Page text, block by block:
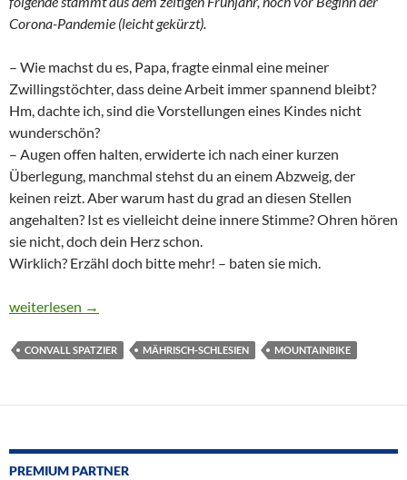
Corona-Pandemie (leicht gekürzt).
– Wie machst du es, Papa, fragte einmal eine meiner
Zwillingstöchter, dass deine Arbeit immer spannend bleibt?
Hm, dachte ich, sind die Vorstellungen eines Kindes nicht
wunderschön?
– Augen offen halten, erwiderte ich nach einer kurzen
Überlegung, manchmal stehst du an einem Abzweig, der
keinen reizt. Aber warum hast du grad an diesen Stellen
angehalten? Ist es vielleicht deine innere Stimme? Ohren hören
sie nicht, doch dein Herz schon.
Wirklich? Erzähl doch bitte mehr! – baten sie mich.
AUF DEN SPUREN EINES WELTREISENDEN APOTHEKERS
weiterlesen →
CONVALL SPATZIER MÄHRISCH-SCHLESIEN MOUNTAINBIKE
PREMIUM PARTNER